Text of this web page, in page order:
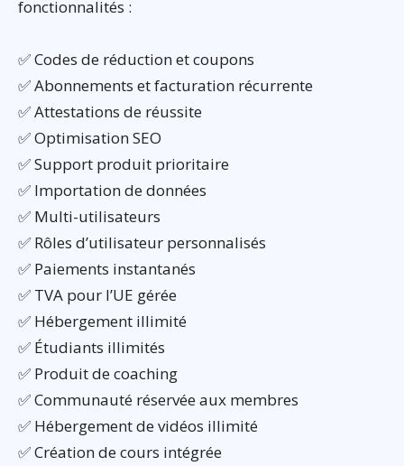
fonctionnalités :
✅ Codes de réduction et coupons
✅ Abonnements et facturation récurrente
✅ Attestations de réussite
✅ Optimisation SEO
✅ Support produit prioritaire
✅ Importation de données
✅ Multi-utilisateurs
✅ Rôles d’utilisateur personnalisés
✅ Paiements instantanés
✅ TVA pour l’UE gérée
✅ Hébergement illimité
✅ Étudiants illimités
✅ Produit de coaching
✅ Communauté réservée aux membres
✅ Hébergement de vidéos illimité
✅ Création de cours intégrée